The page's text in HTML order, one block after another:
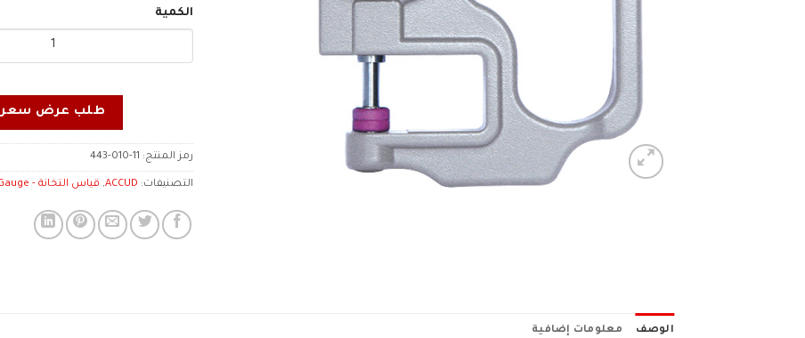
الكمية
طلب عرض سعر
رمز المنتج: 443-010-11
التصنيفات: ACCUD
, قياس التخانة - Thickness Gauge
الوصف معلومات إضافية